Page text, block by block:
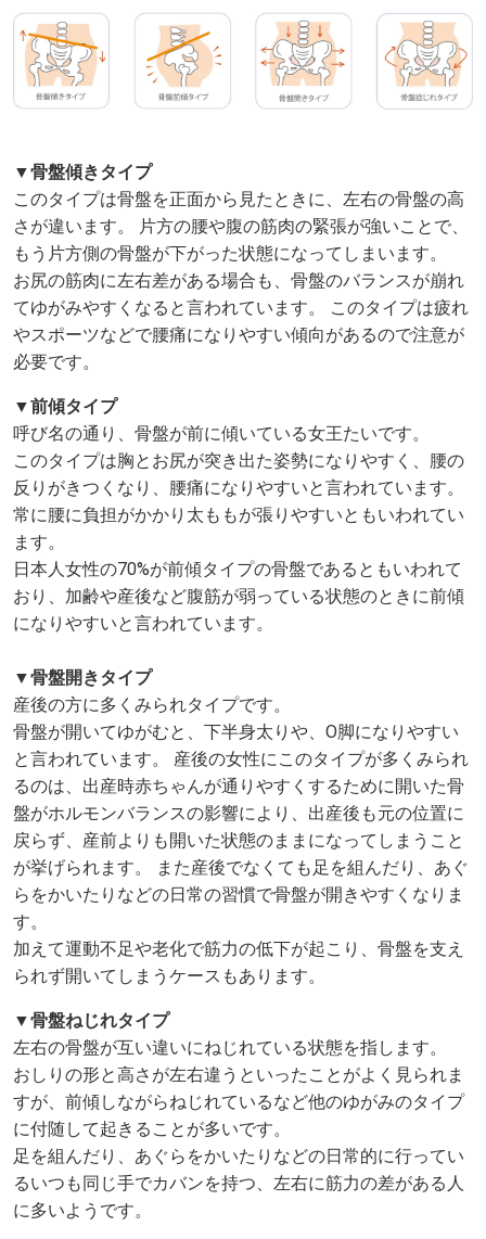
▼骨盤傾きタイプ
このタイプは骨盤を正面から見たときに、左右の骨盤の高
さが違います。 片方の腰や腹の筋肉の緊張が強いことで、
もう片方側の骨盤が下がった状態になってしまいます。
お尻の筋肉に左右差がある場合も、骨盤のバランスが崩れ
てゆがみやすくなると言われています。 このタイプは疲れ
やスポーツなどで腰痛になりやすい傾向があるので注意が
必要です。
▼前傾タイプ
呼び名の通り、骨盤が前に傾いている女王たいです。
このタイプは胸とお尻が突き出た姿勢になりやすく、腰の
反りがきつくなり、腰痛になりやすいと言われています。
常に腰に負担がかかり太ももが張りやすいともいわれてい
ます。
日本人女性の70%が前傾タイプの骨盤であるともいわれて
おり、加齢や産後など腹筋が弱っている状態のときに前傾
になりやすいと言われています。
▼骨盤開きタイプ
産後の方に多くみられタイプです。
骨盤が開いてゆがむと、下半身太りや、O脚になりやすい
と言われています。 産後の女性にこのタイプが多くみられ
るのは、出産時赤ちゃんが通りやすくするために開いた骨
盤がホルモンバランスの影響により、出産後も元の位置に
戻らず、産前よりも開いた状態のままになってしまうこと
が挙げられます。 また産後でなくても足を組んだり、あぐ
らをかいたりなどの日常の習慣で骨盤が開きやすくなりま
す。
加えて運動不足や老化で筋力の低下が起こり、骨盤を支え
られず開いてしまうケースもあります。
▼骨盤ねじれタイプ
左右の骨盤が互い違いにねじれている状態を指します。
おしりの形と高さが左右違うといったことがよく見られま
すが、前傾しながらねじれているなど他のゆがみのタイプ
に付随して起きることが多いです。
足を組んだり、あぐらをかいたりなどの日常的に行ってい
るいつも同じ手でカバンを持つ、左右に筋力の差がある人
に多いようです。